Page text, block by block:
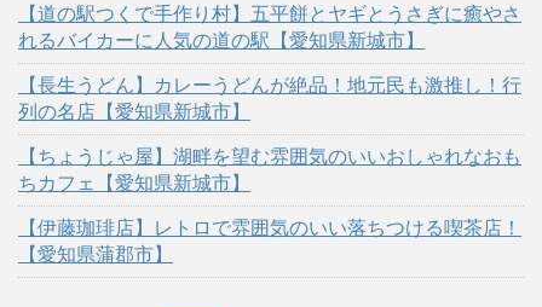
【道の駅つくで手作り村】五平餅とヤギとうさぎに癒やさ
れるバイカーに人気の道の駅【愛知県新城市】
【長生うどん】カレーうどんが絶品！地元民も激推し！行
列の名店【愛知県新城市】
【ちょうじゃ屋】湖畔を望む雰囲気のいいおしゃれなおも
ちカフェ【愛知県新城市】
【伊藤珈琲店】レトロで雰囲気のいい落ちつける喫茶店！
【愛知県蒲郡市】